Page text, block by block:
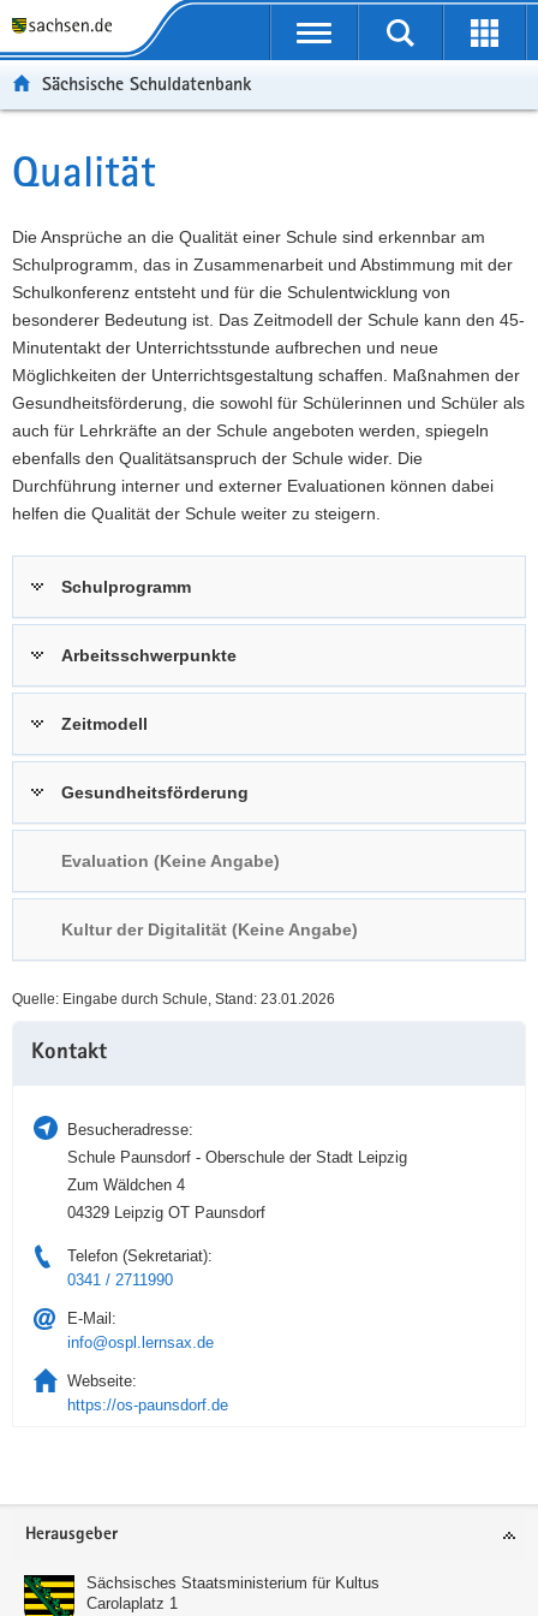
t
ü
e
r
g
r
e
i
f
e
n
d
e
i
g
o
n
r
l
a
v
i
g
a
t
i
o
n
a
t
n
h
a
l
t
W
t
r
e
I
n
f
o
r
m
a
t
i
r
i
c
e
Portalübergreifende
Suche
Sächsische Schuldatenbank
Hauptinhalt
Qualität
Die Ansprüche an die Qualität einer Schule sind erkennbar am
Schulprogramm, das in Zusammenarbeit und Abstimmung mit der
Schulkonferenz entsteht und für die Schulentwicklung von
besonderer Bedeutung ist. Das Zeitmodell der Schule kann den 45-
Minutentakt der Unterrichtsstunde aufbrechen und neue
Möglichkeiten der Unterrichtsgestaltung schaffen. Maßnahmen der
Gesundheitsförderung, die sowohl für Schülerinnen und Schüler als
auch für Lehrkräfte an der Schule angeboten werden, spiegeln
ebenfalls den Qualitätsanspruch der Schule wider. Die
Durchführung interner und externer Evaluationen können dabei
helfen die Qualität der Schule weiter zu steigern.
Schulprogramm
Arbeitsschwerpunkte
Zeitmodell
Gesundheitsförderung
Evaluation (Keine Angabe)
Kultur der Digitalität (Keine Angabe)
Quelle: Eingabe durch Schule, Stand: 23.01.2026
Information
Kontakt
Besucheradresse:
Schule Paunsdorf - Oberschule der Stadt Leipzig
Zum Wäldchen 4
04329 Leipzig OT Paunsdorf
Telefon (Sekretariat):
0341 / 2711990
E-Mail:
info@ospl.lernsax.de
Webseite:
https://os-paunsdorf.de
Service
Herausgeber
Sächsisches Staatsministerium für Kultus
Carolaplatz 1